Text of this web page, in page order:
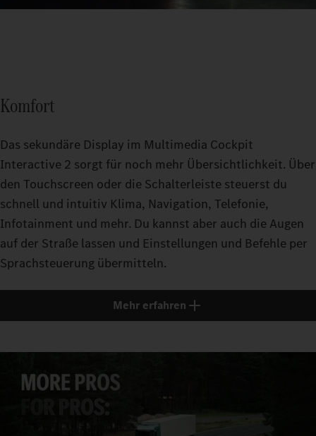
Komfort
Das sekundäre Display im Multimedia Cockpit
Interactive 2 sorgt für noch mehr Übersichtlichkeit. Über
den Touchscreen oder die Schalterleiste steuerst du
schnell und intuitiv Klima, Navigation, Telefonie,
Infotainment und mehr. Du kannst aber auch die Augen
auf der Straße lassen und Einstellungen und Befehle per
Sprachsteuerung übermitteln.
Mehr erfahren